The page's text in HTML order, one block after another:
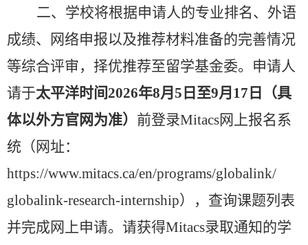
二、学校将根据申请人的专业排名、外语
成绩、网络申报以及推荐材料准备的完善情况
等综合评审，择优推荐至留学基金委。申请人
请于太平洋时间2026年8月 5 日至9月 17 日（具
体以外方官网为准） 前登录Mitacs网上报名系
统（网址：
https://www.mitacs.ca/en/programs/globalink/
globalink-research-internship），查询课题列表
并完成网上申请。请获得Mitacs录取通知的学